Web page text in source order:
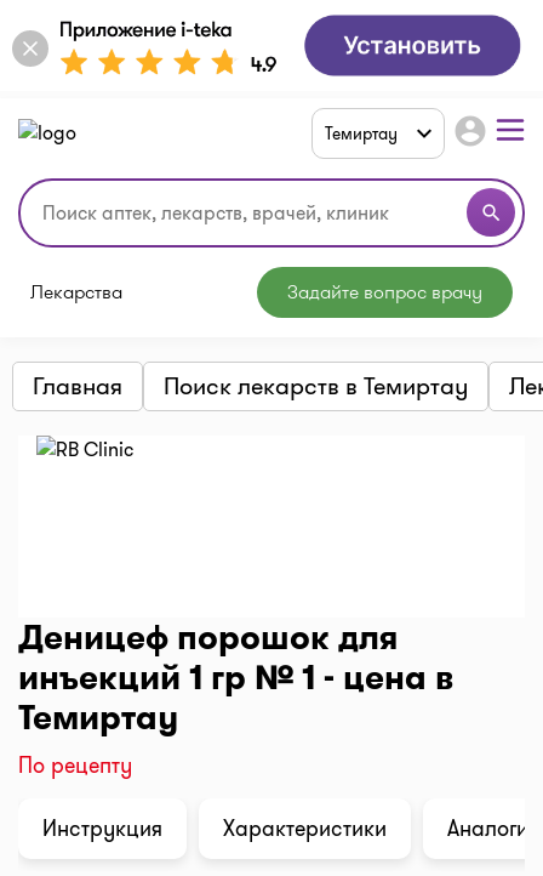
search
Темиртау account_circle
Лекарства Задайте вопрос врачу
Главная Поиск лекарств в Темиртау
Деницеф порошок для
инъекций 1 гр № 1 - цена в
Темиртау
По рецепту
Инструкция
Характеристики Аналоги